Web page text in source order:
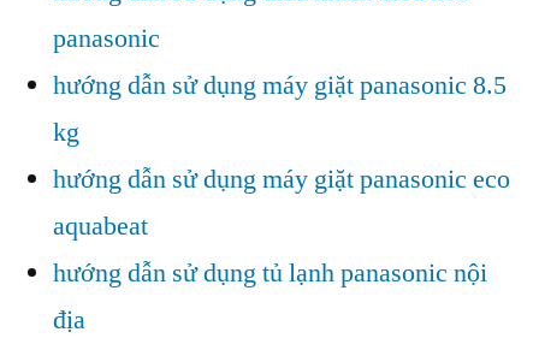
panasonic
hướng dẫn sử dụng máy giặt panasonic 8.5
kg
hướng dẫn sử dụng máy giặt panasonic eco
aquabeat
hướng dẫn sử dụng tủ lạnh panasonic nội
địa